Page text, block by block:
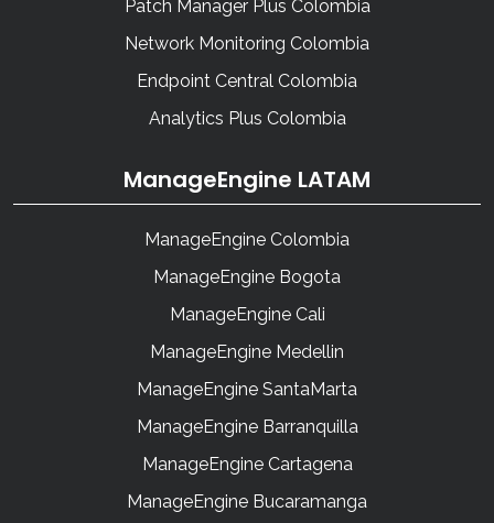
Patch Manager Plus Colombia
Network Monitoring Colombia
Endpoint Central Colombia
Analytics Plus Colombia
ManageEngine LATAM
ManageEngine Colombia
ManageEngine Bogota
ManageEngine Cali
ManageEngine Medellin
ManageEngine SantaMarta
ManageEngine Barranquilla
ManageEngine Cartagena
ManageEngine Bucaramanga